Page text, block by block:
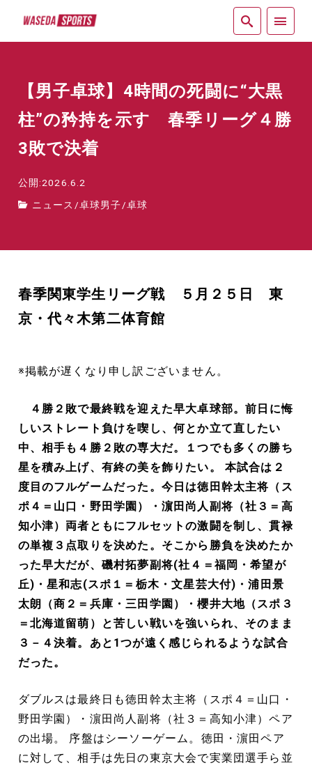
【男子卓球】4時間の死闘に“大黒
柱”の矜持を示す 春季リーグ４勝
3敗で決着
公開:2026.6.2
ニュース /卓球男子/卓球
春季関東学生リーグ戦 ５月２５日 東
京・代々木第二体育館
※掲載が遅くなり申し訳ございません。
４勝２敗で最終戦を迎えた早大卓球部。前日に悔
しいストレート負けを喫し、何とか立て直したい
中、相手も４勝２敗の専大だ。１つでも多くの勝ち
星を積み上げ、有終の美を飾りたい。 本試合は２
度目のフルゲームだった。今日は徳田幹太主将（ス
ポ４＝山口・野田学園）・濵田尚人副将（社３＝高
知小津）両者ともにフルセットの激闘を制し、貫禄
の単複３点取りを決めた。そこから勝負を決めたか
った早大だが、磯村拓夢副将(社４＝福岡・希望が
丘)・星和志(スポ１＝栃木・文星芸大付)・浦田景
太朗（商２＝兵庫・三田学園）・櫻井大地（スポ３
＝北海道留萌）と苦しい戦いを強いられ、そのまま
３－４決着。あと1つが遠く感じられるような試合
だった。
ダブルスは最終日も徳田幹太主将（スポ４＝山口・
野田学園）・濵田尚人副将（社３＝高知小津）ペア
の出場。 序盤はシーソーゲーム。徳田・濵田ペア
に対して、相手は先日の東京大会で実業団選手ら並